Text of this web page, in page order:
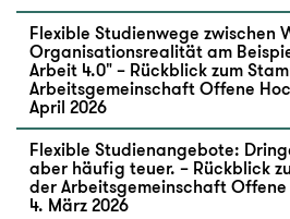
Flexible Studienwege zwischen
Organisationsrealität am
Arbeit 4.0" – Rückblick zum
Arbeitsgemeinschaft Offene
April 2026
Flexible Studienangebote:
aber häufig teuer. – Rückblick
der Arbeitsgemeinschaft Offene
4. März 2026